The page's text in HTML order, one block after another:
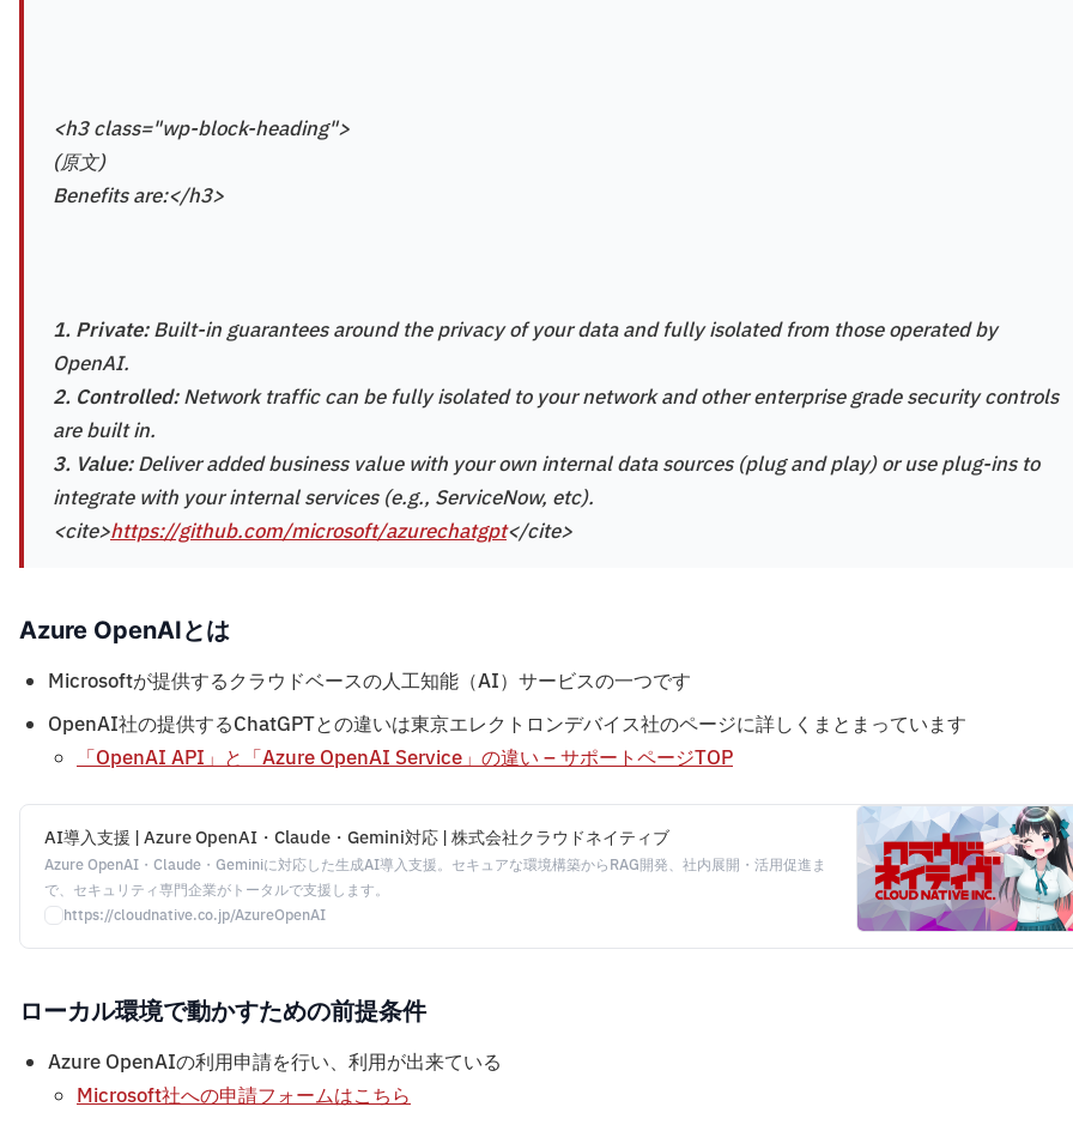
<h3 class="wp-block-heading">
(原文)
Benefits are:</h3>
1. Private:Built-in guarantees around the privacy of your data and fully isolated from those operated by
OpenAI.
2. Controlled:Network traffic can be fully isolated to your network and other enterprise grade security controls
are built in.
3. Value:Deliver added business value with your own internal data sources (plug and play) or use plug-ins to
integrate with your internal services (e.g., ServiceNow, etc).
<cite>https://github.com/microsoft/azurechatgpt</cite>
Azure OpenAIとは
Microsoftが提供するクラウドベースの人工知能（AI）サービスの一つです
OpenAI社の提供するChatGPTとの違いは東京エレクトロンデバイス社のページに詳しくまとまっています
「OpenAI API」と「Azure OpenAI Service」の違い – サポートページTOP
AI導入支援 | Azure OpenAI・Claude・Gemini対応 | 株式会社クラウドネイティブ
Azure OpenAI・Claude・Geminiに対応した生成AI導入支援。セキュアな環境構築からRAG開発、社内展開・活用促進ま
で、セキュリティ専門企業がトータルで支援します。
https://cloudnative.co.jp/AzureOpenAI
ローカル環境で動かすための前提条件
Azure OpenAIの利用申請を行い、利用が出来ている
Microsoft社への申請フォームはこちら